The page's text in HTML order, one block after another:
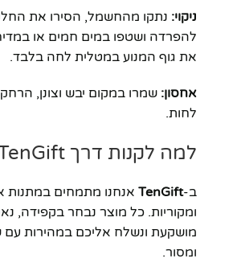
ניקוי: נתקו מהחשמל, הסירו את
להפרדה ושטפו במים חמים או
את גוף המנוע במטלית לחה בלבד.
אחסון: שמרו במקום יבש וצונן,
לחות.
למה לקנות דרך TenGift?
ב-TenGift אנחנו מתמחים במתנות
ומקוריות. כל מוצר נבחר בקפידה,
מושקעת ונשלח אליכם במהירות עם
ומסור.